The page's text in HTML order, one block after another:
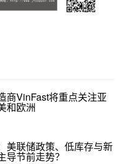
商VinFast将重点关注亚
和欧洲
美联储政策、低库存与新
导节前走势？